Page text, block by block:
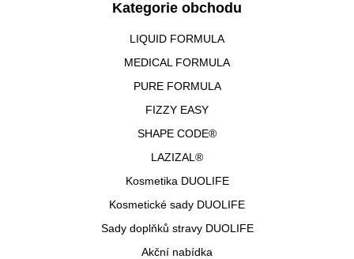
Kategorie obchodu
LIQUID FORMULA
MEDICAL FORMULA
PURE FORMULA
FIZZY EASY
SHAPE CODE®
LAZIZAL®
Kosmetika DUOLIFE
Kosmetické sady DUOLIFE
Sady doplňků stravy DUOLIFE
Akční nabídka